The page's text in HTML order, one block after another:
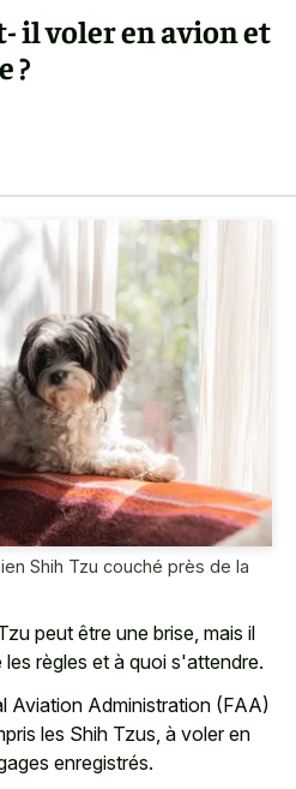
il voler en avion et
?
Shih Tzu couché près de la
peut être une brise, mais il
règles et à quoi s'attendre.
Aviation Administration (FAA)
les Shih Tzus, à voler en
enregistrés.